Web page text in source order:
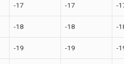
-17 -17 -
-18 -18 -
-19 -19 -